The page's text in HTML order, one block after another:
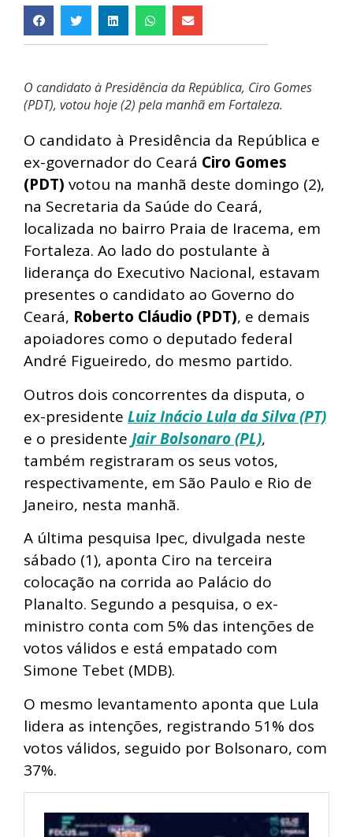
O candidato à Presidência da República, Ciro Gomes
(PDT), votou hoje (2) pela manhã em Fortaleza.
O candidato à Presidência da República e
ex-governador do Ceará Ciro Gomes
(PDT) votou na manhã deste domingo (2),
na Secretaria da Saúde do Ceará,
localizada no bairro Praia de Iracema, em
Fortaleza. Ao lado do postulante à
liderança do Executivo Nacional, estavam
presentes o candidato ao Governo do
Ceará, Roberto Cláudio (PDT), e demais
apoiadores como o deputado federal
André Figueiredo, do mesmo partido.
Outros dois concorrentes da disputa, o
ex-presidente Luiz Inácio Lula da Silva (PT)
e o presidente Jair Bolsonaro (PL),
também registraram os seus votos,
respectivamente, em São Paulo e Rio de
Janeiro, nesta manhã.
A última pesquisa Ipec, divulgada neste
sábado (1), aponta Ciro na terceira
colocação na corrida ao Palácio do
Planalto. Segundo a pesquisa, o ex-
ministro conta com 5% das intenções de
votos válidos e está empatado com
Simone Tebet (MDB).
O mesmo levantamento aponta que Lula
lidera as intenções, registrando 51% dos
votos válidos, seguido por Bolsonaro, com
37%.